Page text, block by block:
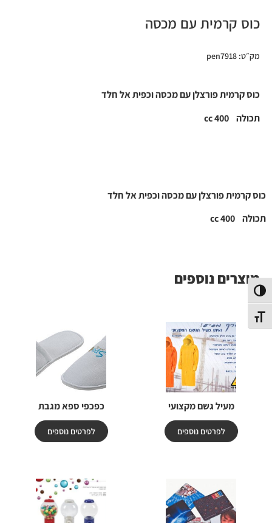
הפעל/כבה ניגודיות גבוהה
מתג גודל גופן
כוס קרמית עם מכסה
מק״ט: pen7918
כוס קרמית פורצלן עם מכסה וכפית אל חלד
תכולה 400 cc
כוס קרמית פורצלן עם מכסה וכפית אל חלד
תכולה 400 cc
מוצרים נוספים
מעיל גשם מקצועי
לפרטים נוספים
כפכפי ספא מגבת
לפרטים נוספים